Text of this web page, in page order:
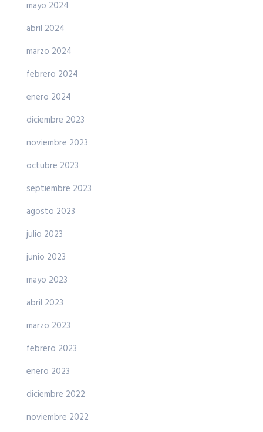
mayo 2024
abril 2024
marzo 2024
febrero 2024
enero 2024
diciembre 2023
noviembre 2023
octubre 2023
septiembre 2023
agosto 2023
julio 2023
junio 2023
mayo 2023
abril 2023
marzo 2023
febrero 2023
enero 2023
diciembre 2022
noviembre 2022